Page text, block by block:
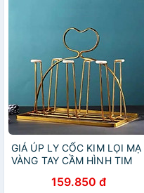
GIÁ ÚP LY CỐC KIM LỌI MẠ
VÀNG TAY CẦM HÌNH TIM
159.850 đ